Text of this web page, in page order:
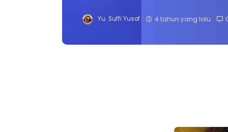
Yu. Suffi Yusof 4 tahun yang lalu